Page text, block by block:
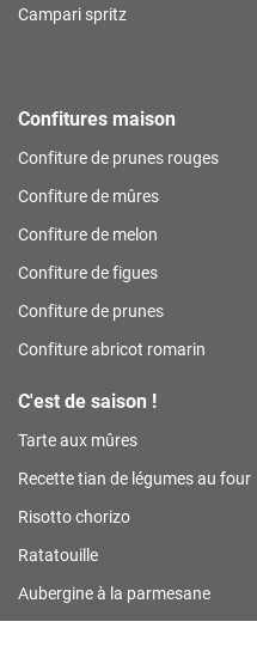
Campari spritz
Confitures maison
Confiture de prunes rouges
Confiture de mûres
Confiture de melon
Confiture de figues
Confiture de prunes
Confiture abricot romarin
C'est de saison !
Tarte aux mûres
Recette tian de légumes au four
Risotto chorizo
Ratatouille
Aubergine à la parmesane